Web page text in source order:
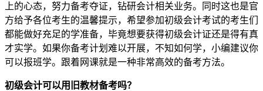
上的心态，努力备考夺证，钻研会计相关业务。同时这也是官
方给予各位考生的温馨提示，希望参加初级会计考试的考生们
都能做好充足的学准备，毕竟想要获得初级会计证还是得有真
才实学。如果你备考计划难以开展，不知如何学，小编建议你
可以报班学。跟着网课就是一种非常高效的备考方法。
初级会计可以用旧教材备考吗？